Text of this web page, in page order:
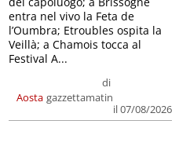
Aosta
di
gazzettamatin
il 07/08/2026
entra nel vivo la Feta de
l’Oumbra; Etroubles ospita la
Veillà; a Chamois tocca al
Festival A...